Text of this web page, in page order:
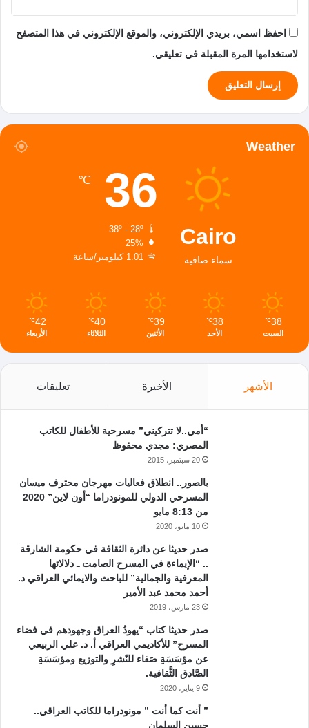
احفظ اسمي، بريدي الإلكتروني، والموقع الإلكتروني في هذا المتصفح
لاستخدامها المرة المقبلة في تعليقي.
Weather
Cairo
سماء صافية
36
℃
38º - 28º
25%
1.01 كيلومتر/ساعة
38
℃
السبت
38
℃
الأحد
39
℃
الأثنين
40
℃
الثلاثاء
42
℃
الأربعاء
الأشهر الأخيرة تعليقات
“أمي..لا تتركيني” مسرحية للأطفال للكاتب
المصري: مجدي محفوظ
20 سبتمبر، 2015
بالصور.. انطلاق فعاليات مهرجان محترف ميسان
المسرحي الدولي للمونودراما “أون لاين” 2020
من 8:13 مايو
10 مايو، 2020
صدر حديثا عن دائرة الثقافة في حكومة الشارقة
.. “الإيماءة في المسرح الصامت ـ دلالاتها
المعرفية والجمالية” للباحث والايمائي العراقي د.
أحمد محمد عبد الأمير
23 مارس، 2019
صدر حديثا كتاب “يهودُ العراق وجهودهم في فضاء
المسرح” للأكاديمي العراقي أ. د. علي الربيعي
عن مؤسَسَةِ صَفاء للنّشرِ والتوزيع ومؤسَسَةِ
الصَّادق الثَّقافية.
9 يناير، 2020
” أنت كما أنت ” مونودراما للكاتب العراقي..
حسين السلمان